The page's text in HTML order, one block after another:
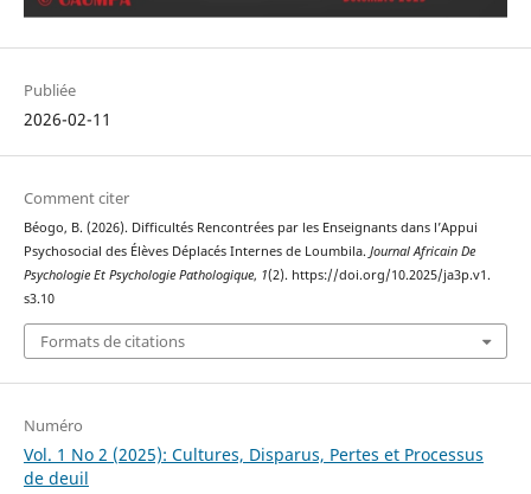
Publiée
2026-02-11
Comment citer
Béogo, B. (2026). Difficultés Rencontrées par les Enseignants dans l’Appui
Psychosocial des Élèves Déplacés Internes de Loumbila. Journal Africain De
Psychologie Et Psychologie Pathologique, 1(2). https://doi.org/10.2025/ja3p.v1.
s3.10
Formats de citations
Numéro
Vol. 1 No 2 (2025): Cultures, Disparus, Pertes et Processus
de deuil